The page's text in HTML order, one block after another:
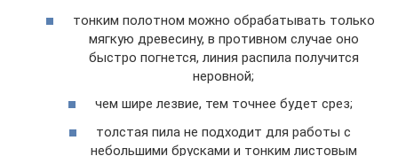
тонким полотном можно обрабатывать только
мягкую древесину, в противном случае оно
быстро погнется, линия распила получится
неровной;
чем шире лезвие, тем точнее будет срез;
толстая пила не подходит для работы с
небольшими брусками и тонким листовым